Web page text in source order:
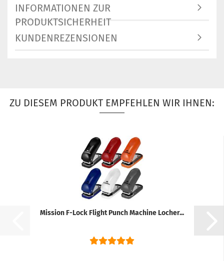
INFORMATIONEN ZUR
PRODUKTSICHERHEIT
KUNDENREZENSIONEN
ZU DIESEM PRODUKT EMPFEHLEN WIR IHNEN:
Mission F-Lock Flight Punch Machine Locher...